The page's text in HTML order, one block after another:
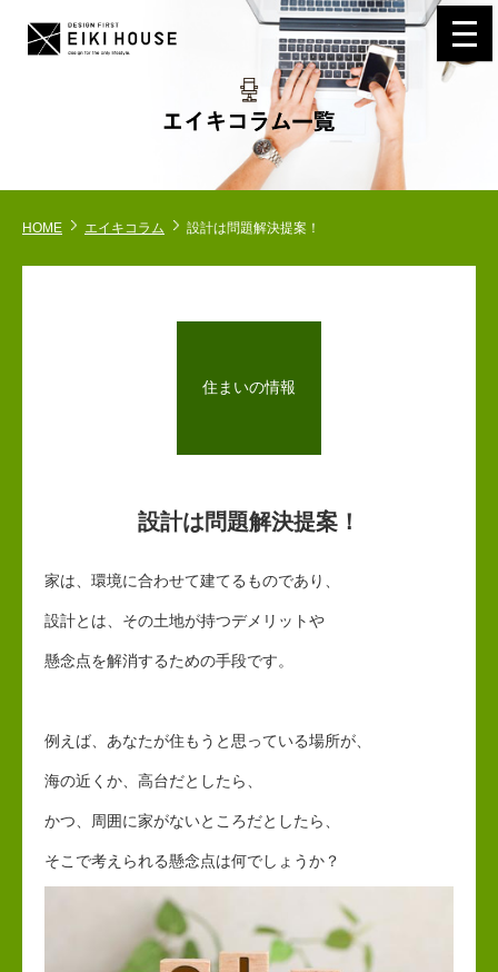
HOME エイキコラム 設計は問題解決提案！
住まいの情報
設計は問題解決提案！
家は、環境に合わせて建てるものであり、
設計とは、その土地が持つデメリットや
懸念点を解消するための手段です。
例えば、あなたが住もうと思っている場所が、
海の近くか、高台だとしたら、
かつ、周囲に家がないところだとしたら、
そこで考えられる懸念点は何でしょうか？